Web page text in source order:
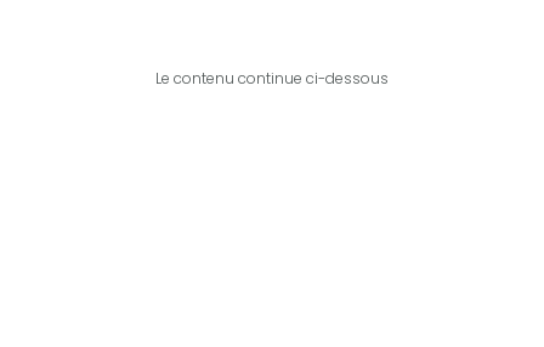
Le contenu continue ci-dessous